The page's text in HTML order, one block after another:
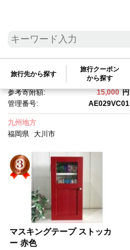
旅行先から探す
旅行クーポン
から探す
木のペンケース 黒檀×ブラウン
15,000
参考寄附額:
15,000 円
管理番号:
AE029VC01
九州地方
福岡県
大川市
マスキングテープ ストッカ
ー 赤色